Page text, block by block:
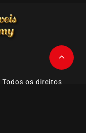
Todos os direitos